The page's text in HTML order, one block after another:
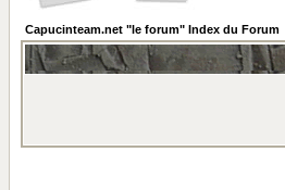
Capucinteam.net "le forum" Index du Forum